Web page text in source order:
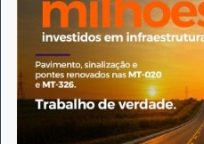
comprometimento deste
relato dos fatos neste
circulou a última edição
tem veiculação exclusivamente
Este site utiliza cookies para